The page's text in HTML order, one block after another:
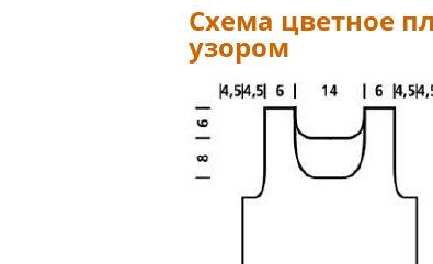
Схема цветное
узором